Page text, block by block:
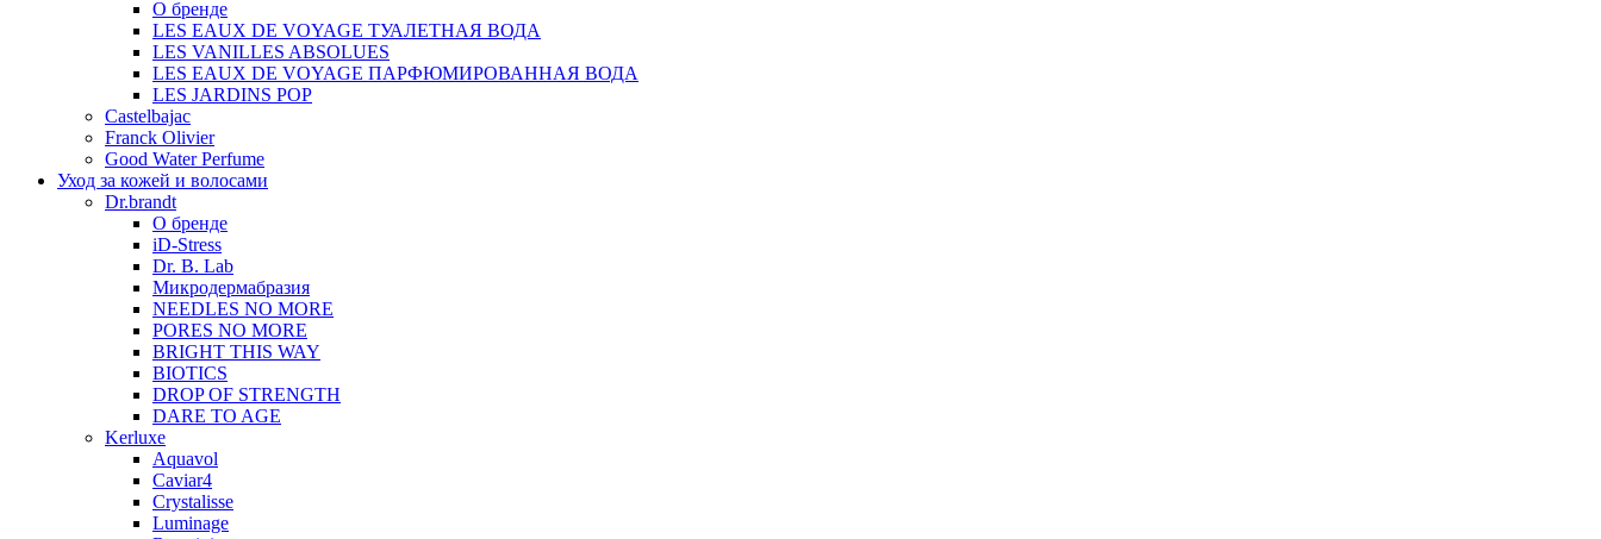
О бренде
LES EAUX DE VOYAGE ТУАЛЕТНАЯ ВОДА
LES VANILLES ABSOLUES
LES EAUX DE VOYAGE ПАРФЮМИРОВАННАЯ ВОДА
LES JARDINS POP
Castelbajac
Franck Olivier
Good Water Perfume
Уход за кожей и волосами
Dr.brandt
О бренде
iD-Stress
Dr. B. Lab
Микродермабразия
NEEDLES NO MORE
PORES NO MORE
BRIGHT THIS WAY
BIOTICS
DROP OF STRENGTH
DARE TO AGE
Kerluxe
Aquavol
Caviar4
Crystalisse
Luminage